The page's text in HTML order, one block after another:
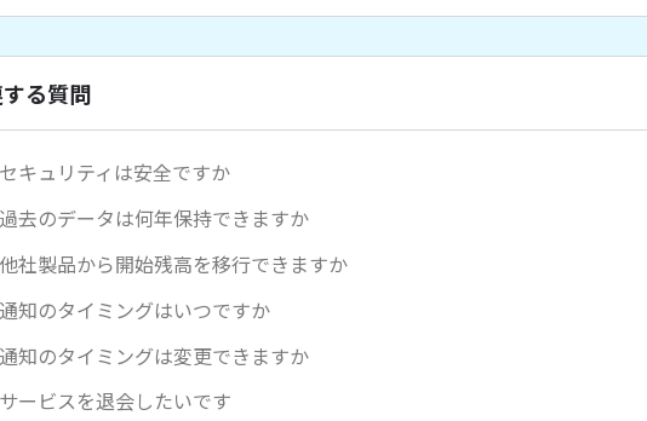
る質問
セキュリティは安全ですか
過去のデータは何年保持できますか
他社製品から開始残高を移行できますか
通知のタイミングはいつですか
通知のタイミングは変更できますか
サービスを退会したいです